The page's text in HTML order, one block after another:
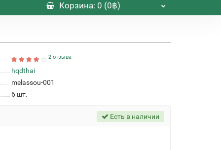
Корзина: 0 (0฿)
2 отзыва
hqdthai
melassou-001
6шт.
Есть в наличии